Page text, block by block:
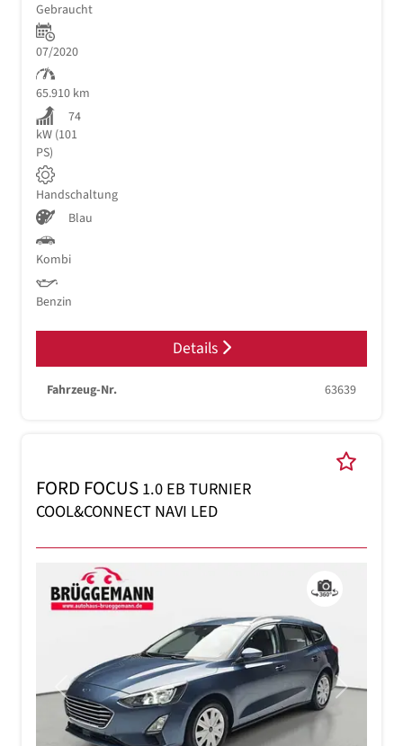
Gebraucht
07/2020
65.910 km
74
kW (101
PS)
Handschaltung
Blau
Kombi
Benzin
Details
Fahrzeug-Nr. 63639
FORD FOCUS1.0 EB TURNIER
COOL&CONNECT NAVI LED
Previous Next